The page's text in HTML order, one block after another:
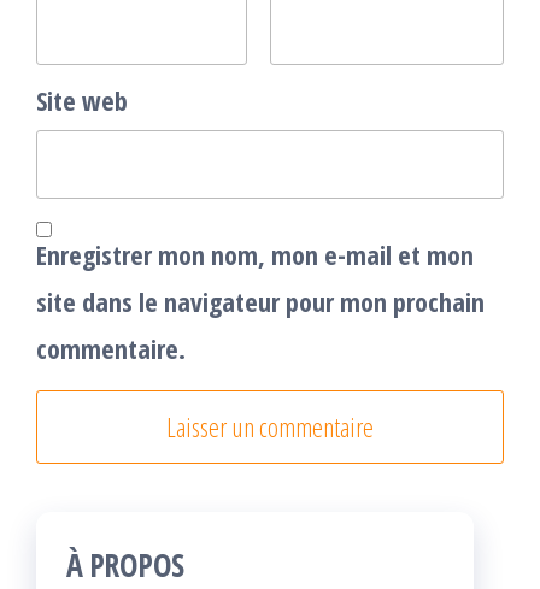
Site web
Enregistrer mon nom, mon e-mail et mon
site dans le navigateur pour mon prochain
commentaire.
À PROPOS